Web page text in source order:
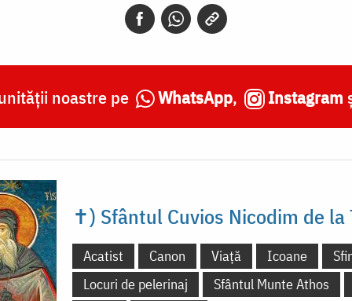
noastre pe WhatsApp, Instagram
✝) Sfântul Cuvios Nicodim de la
Acatist Canon Viață Icoane
Locuri de pelerinaj
Sfântul Munte Athos